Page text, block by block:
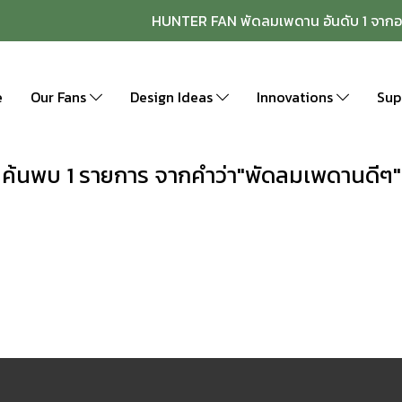
HUNTER FAN พัดลมเพดาน อันดับ 1 จาก
Our Fans Design Ideas Innovations
ค้นพบ 1 รายการ จากคำว่า"พัดลมเพดานดีๆ"